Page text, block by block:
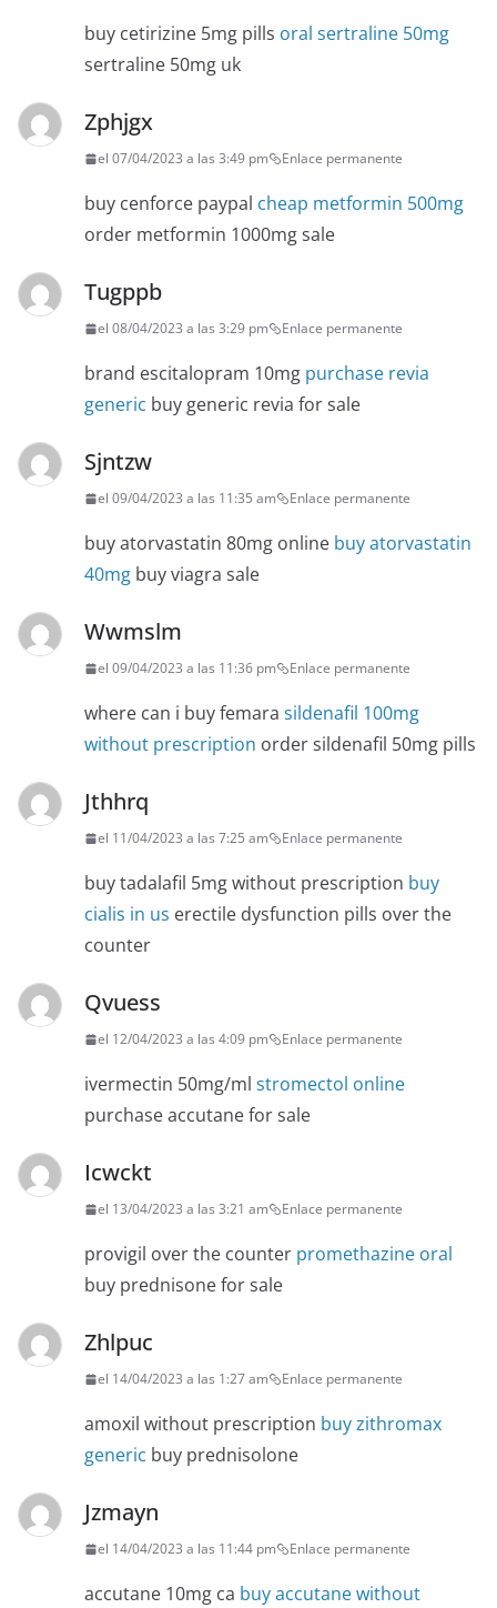
buy cetirizine 5mg pills oral sertraline 50mg
sertraline 50mg uk
Zphjgx
el 07/04/2023 a las 3:49 pm Enlace permanente
buy cenforce paypal cheap metformin 500mg
order metformin 1000mg sale
Tugppb
el 08/04/2023 a las 3:29 pm Enlace permanente
brand escitalopram 10mg purchase revia
generic buy generic revia for sale
Sjntzw
el 09/04/2023 a las 11:35 am Enlace permanente
buy atorvastatin 80mg online buy atorvastatin
40mg buy viagra sale
Wwmslm
el 09/04/2023 a las 11:36 pm Enlace permanente
where can i buy femara sildenafil 100mg
without prescription order sildenafil 50mg pills
Jthhrq
el 11/04/2023 a las 7:25 am Enlace permanente
buy tadalafil 5mg without prescription buy
cialis in us erectile dysfunction pills over the
counter
Qvuess
el 12/04/2023 a las 4:09 pm Enlace permanente
ivermectin 50mg/ml stromectol online
purchase accutane for sale
Icwckt
el 13/04/2023 a las 3:21 am Enlace permanente
provigil over the counter promethazine oral
buy prednisone for sale
Zhlpuc
el 14/04/2023 a las 1:27 am Enlace permanente
amoxil without prescription buy zithromax
generic buy prednisolone
Jzmayn
el 14/04/2023 a las 11:44 pm Enlace permanente
accutane 10mg ca buy accutane without